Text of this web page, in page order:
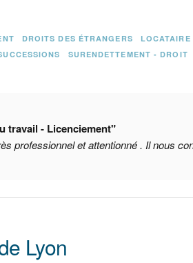
DROITS DES ÉTRANGERS
LOCATAIRE
SURENDETTEMENT - DROIT
travail - Licenciement"
professionnel et attentionné . Il nous
Lyon